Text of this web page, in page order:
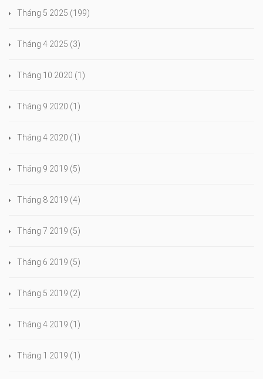
Tháng 5 2025 (199)
Tháng 4 2025 (3)
Tháng 10 2020 (1)
Tháng 9 2020 (1)
Tháng 4 2020 (1)
Tháng 9 2019 (5)
Tháng 8 2019 (4)
Tháng 7 2019 (5)
Tháng 6 2019 (5)
Tháng 5 2019 (2)
Tháng 4 2019 (1)
Tháng 1 2019 (1)